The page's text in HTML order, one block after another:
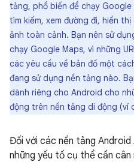
tảng, phổ biến để chạy
tìm kiếm, xem đường đi, hiển
ảnh toàn cảnh. Bạn nên sử
chạy Google Maps, vì những
các yêu cầu về bản đồ một
đang sử dụng nền tảng nào.
dành riêng cho Android cho
động trên nền tảng di động (ví
Đối với các nền tảng
những yếu tố cụ thể cần